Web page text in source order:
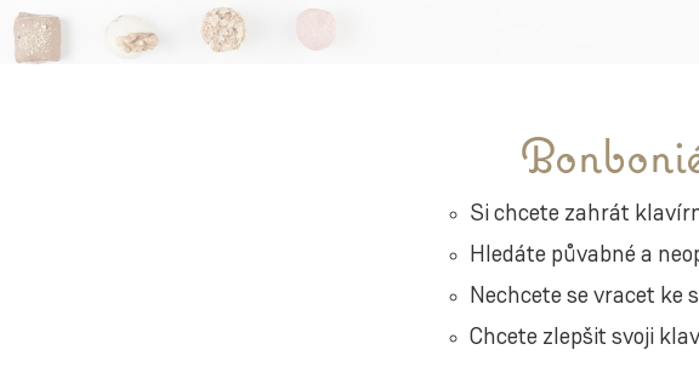
Si chcete zahrát
Hledáte půvabné a
Nechcete se vracet ke
Chcete zlepšit svoji